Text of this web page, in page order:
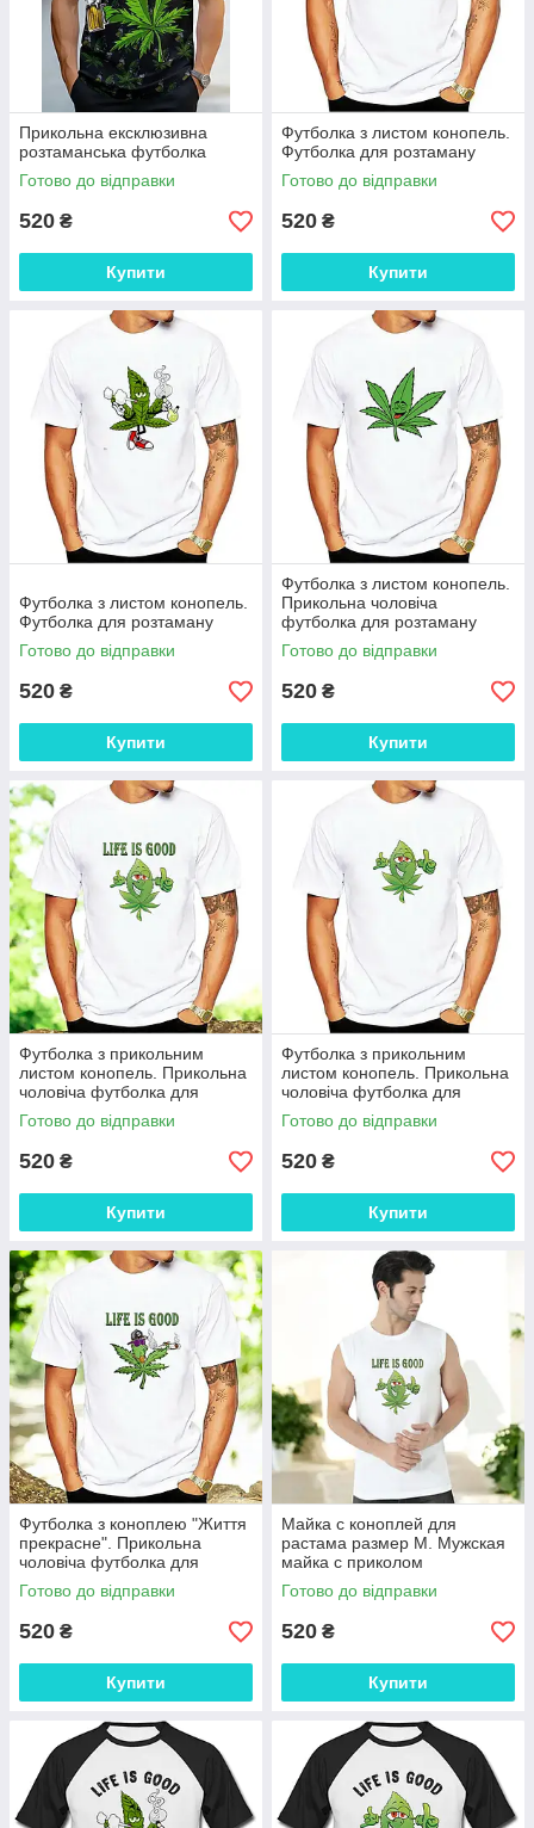
Прикольна ексклюзивна
розтаманська футболка
Готово до відправки
520 ₴
Купити
Футболка з листом конопель.
Футболка для розтаману
Готово до відправки
520 ₴
Купити
Футболка з листом конопель.
Футболка для розтаману
Готово до відправки
520 ₴
Купити
Футболка з листом конопель.
Прикольна чоловіча
футболка для розтаману
Готово до відправки
520 ₴
Купити
Футболка з прикольним
листом конопель. Прикольна
чоловіча футболка для
розтаману
Готово до відправки
520 ₴
Купити
Футболка з прикольним
листом конопель. Прикольна
чоловіча футболка для
розтаману
Готово до відправки
520 ₴
Купити
Футболка з коноплею "Життя
прекрасне". Прикольна
чоловіча футболка для
розтаману
Готово до відправки
520 ₴
Купити
Майка с коноплей для
растама размер М. Мужская
майка с приколом
Готово до відправки
520 ₴
Купити